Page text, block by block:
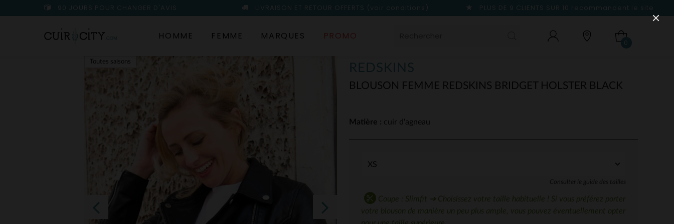
90 JOURS POUR CHANGER D'AVIS LIVRAISON ET RETOUR OFFERTS (voir conditions) PLUS DE 9 CLIENTS SUR 10 recommandent le site
HOMME FEMME MARQUES PROMO
0
REDSKINS
BLOUSON FEMME REDSKINS BRIDGET HOLSTER BLACK
Toutes saisons
Matière : cuir d'agneau
Consulter le guide des tailles
Coupe : Slimfit ➔ Choisissez votre taille habituelle ! Si vous préférez porter
votre blouson de manière un peu plus ample, vous pouvez éventuellement opter